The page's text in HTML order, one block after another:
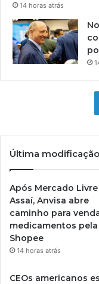
14 horas atrás
Última modificação
Após Mercado
Assaí, Anvisa abre
caminho para
medicamentos pela
Shopee
14 horas atrás
CEOs americanos